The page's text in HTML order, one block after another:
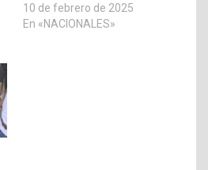
10 de febrero de 2025
En «NACIONALES»